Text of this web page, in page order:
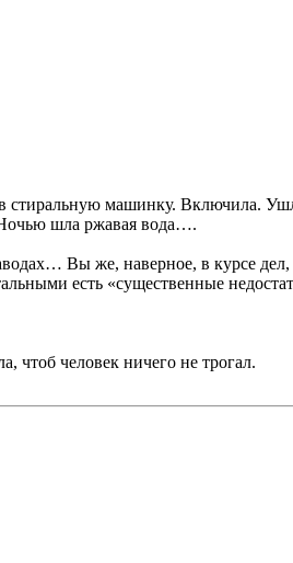
в стиральную машинку. Включила.
шла ржавая вода….
Вы же, наверное, в курсе
есть «существенные
чтоб человек ничего не трогал.